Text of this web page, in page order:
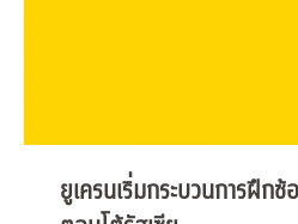
ยูเครนเริ่มกระบวนการฝึก